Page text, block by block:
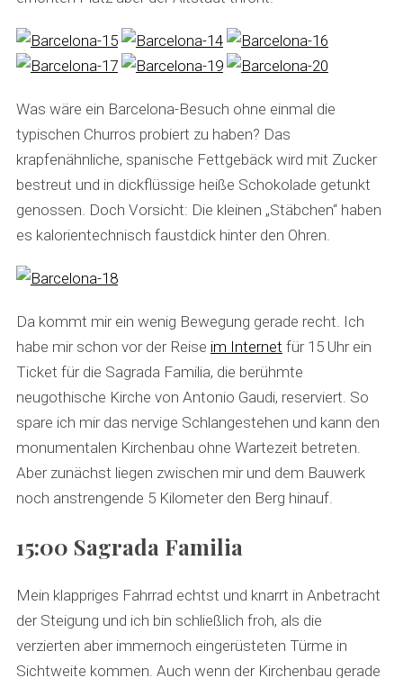
Was wäre ein Barcelona-Besuch ohne einmal die
typischen Churros probiert zu haben? Das
krapfenähnliche, spanische Fettgebäck wird mit Zucker
bestreut und in dickflüssige heiße Schokolade getunkt
genossen. Doch Vorsicht: Die kleinen „Stäbchen“ haben
es kalorientechnisch faustdick hinter den Ohren.
Da kommt mir ein wenig Bewegung gerade recht. Ich
habe mir schon vor der Reise im Internet für 15 Uhr ein
Ticket für die Sagrada Familia, die berühmte
neugothische Kirche von Antonio Gaudi, reserviert. So
spare ich mir das nervige Schlangestehen und kann den
monumentalen Kirchenbau ohne Wartezeit betreten.
Aber zunächst liegen zwischen mir und dem Bauwerk
noch anstrengende 5 Kilometer den Berg hinauf.
15:00 Sagrada Familia
Mein klappriges Fahrrad echtst und knarrt in Anbetracht
der Steigung und ich bin schließlich froh, als die
verzierten aber immernoch eingerüsteten Türme in
Sichtweite kommen. Auch wenn der Kirchenbau gerade